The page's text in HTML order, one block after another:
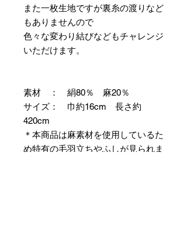
また一枚生地ですが裏糸の渡りなど
もありませんので
色々な変わり結びなどもチャレンジ
いただけます。
素材 ： 絹80％ 麻20％
サイズ： 巾約16cm 長さ約
420cm
＊本商品は麻素材を使用しているた
め特有の毛羽立ちやふしが見られま